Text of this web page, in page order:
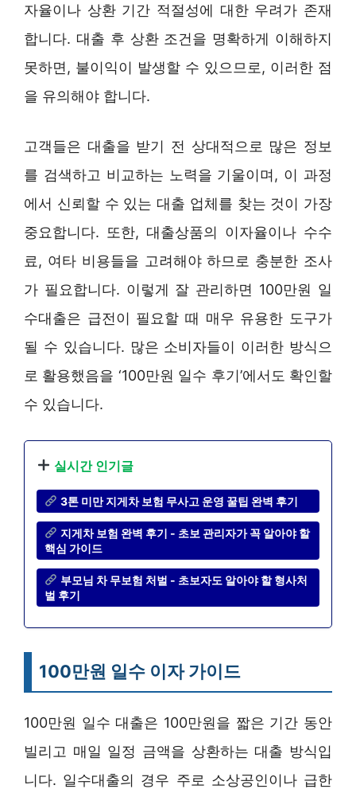
자율이나 상환 기간 적절성에 대한 우려가 존재
합니다. 대출 후 상환 조건을 명확하게 이해하지
못하면, 불이익이 발생할 수 있으므로, 이러한 점
을 유의해야 합니다.
고객들은 대출을 받기 전 상대적으로 많은 정보
를 검색하고 비교하는 노력을 기울이며, 이 과정
에서 신뢰할 수 있는 대출 업체를 찾는 것이 가장
중요합니다. 또한, 대출상품의 이자율이나 수수
료, 여타 비용들을 고려해야 하므로 충분한 조사
가 필요합니다. 이렇게 잘 관리하면 100만원 일
수대출은 급전이 필요할 때 매우 유용한 도구가
될 수 있습니다. 많은 소비자들이 이러한 방식으
로 활용했음을 ‘100만원 일수 후기’에서도 확인할
수 있습니다.
실시간 인기글
3톤 미만 지게차 보험 무사고 운영 꿀팁 완벽 후기
지게차 보험 완벽 후기 - 초보 관리자가 꼭 알아야 할
핵심 가이드
부모님 차 무보험 처벌 - 초보자도 알아야 할 형사처
벌 후기
100만원 일수 이자 가이드
100만원 일수 대출은 100만원을 짧은 기간 동안
빌리고 매일 일정 금액을 상환하는 대출 방식입
니다. 일수대출의 경우 주로 소상공인이나 급한